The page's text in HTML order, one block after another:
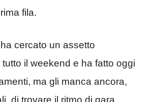
fila.
cercato un assetto
il weekend e ha fatto oggi
ma gli manca ancora,
di trovare il ritmo di gara.